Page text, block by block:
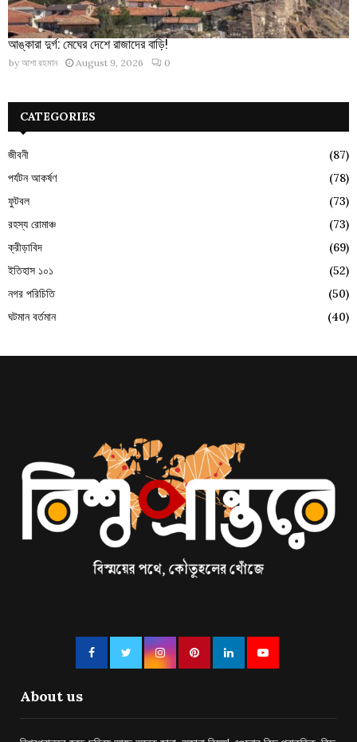
আঙ্কারা দুর্গ: মেঘের দেশে রাজাদের বাড়ি!
by আশা রহমান August 9, 2026 0
CATEGORIES
জীবনী
(87)
পর্যটন আকর্ষণ
(78)
ফুটবল
(73)
রহস্য রোমাঞ্চ
(73)
ক্রীড়াবিদ
(69)
ইতিহাস ১০১
(52)
নগর পরিচিতি
(50)
ঘটমান বর্তমান
(40)
About us